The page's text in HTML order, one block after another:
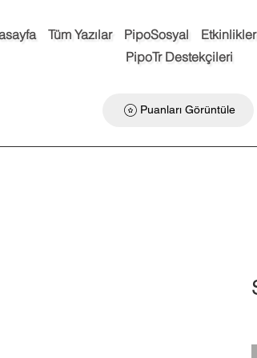
Tüm Yazılar PipoSosyal Etkinlikler
PipoTr Destekçileri
Puanları Görüntüle